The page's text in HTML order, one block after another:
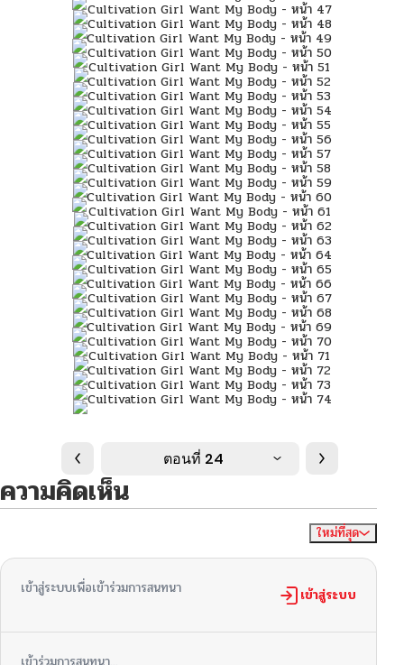
ตอนที่ 24
ความคิดเห็น
ใหม่ที่สุด
เข้าสู่ระบบเพื่อเข้าร่วมการสนทนา เข้าสู่ระบบ